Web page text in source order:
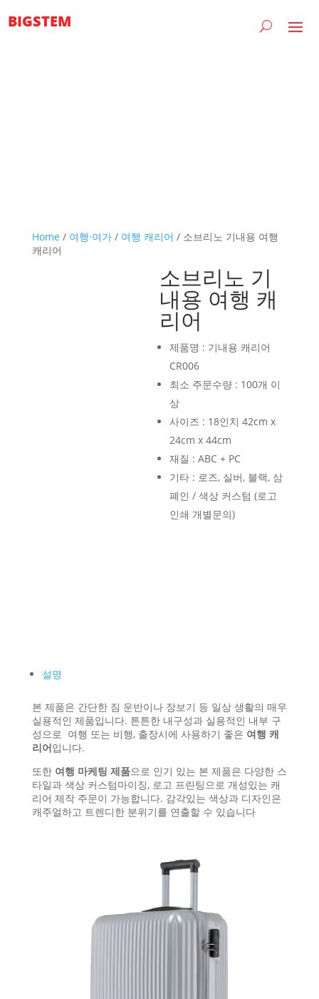
BIGSTEM
Home / 여행·여가/ 여행 캐리어 / 소브리노 기내용 여행
캐리어
소브리노 기
내용 여행 캐
리어
제품명 : 기내용 캐리어
CR006
최소 주문수량 : 100개 이
상
사이즈 : 18인치 42cm x
24cm x 44cm
재질 : ABC + PC
기타 : 로즈, 실버, 블랙, 삼
폐인 / 색상 커스텀 (로고
인쇄 개별문의)
설명
본 제품은 간단한 짐 운반이나 장보기 등 일상 생활의 매우
실용적인 제품입니다. 튼튼한 내구성과 실용적인 내부 구
성으로 여행 또는 비행, 출장시에 사용하기 좋은 여행 캐
리어입니다.
또한 여행 마케팅 제품으로 인기 있는 본 제품은 다양한 스
타일과 색상 커스텀마이징, 로고 프린팅으로 개성있는 캐
리어 제작 주문이 가능합니다. 감각있는 색상과 디자인은
캐주얼하고 트렌디한 분위기를 연출할 수 있습니다